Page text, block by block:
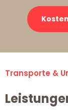
Transporte &